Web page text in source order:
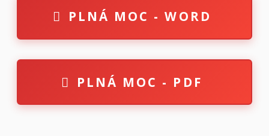
PLNÁ MOC - WORD
PLNÁ MOC - PDF